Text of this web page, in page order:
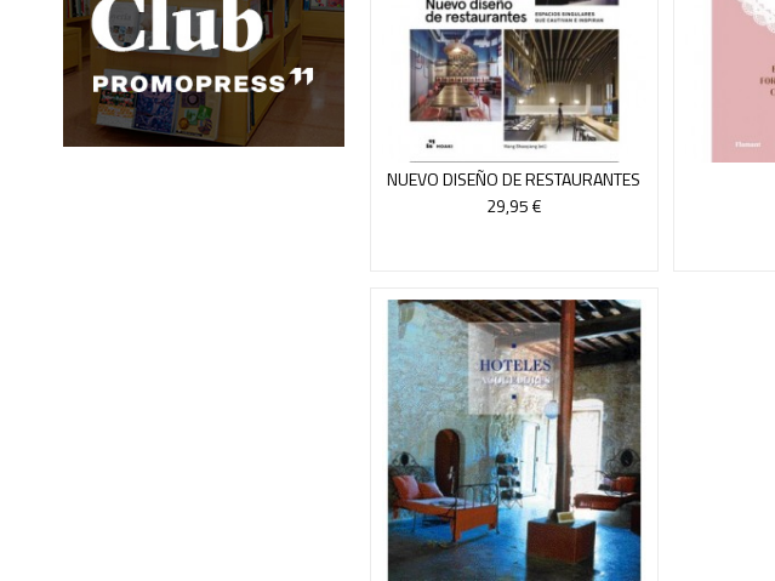
NUEVO DISEÑO DE RESTAURANTES
29,95 €